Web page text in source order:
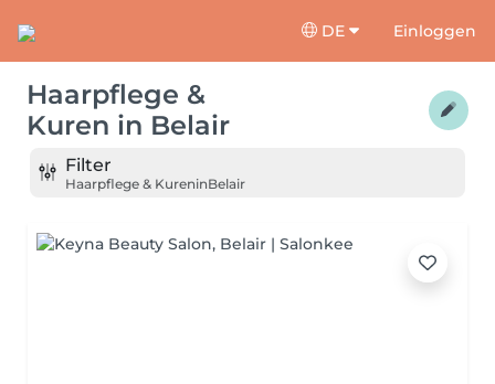
DE Einloggen
Haarpflege &
Kuren in Belair
Filter
Haarpflege & KureninBelair